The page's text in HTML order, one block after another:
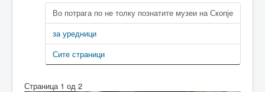
Во потрага по не толку познатите музеи на Скопје
за уредници
Сите страници
Страница 1 од 2